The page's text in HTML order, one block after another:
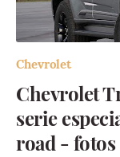
Chevrolet
Chevrolet
serie
road - fotos